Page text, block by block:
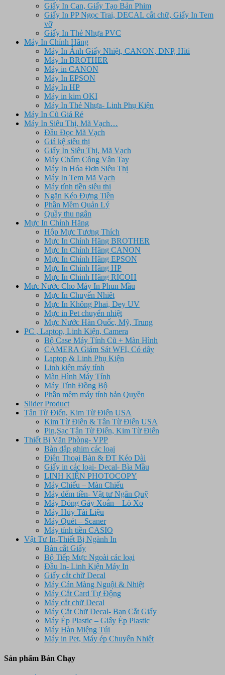
Giấy In Can, Giấy Tạo Bản Phim
Giấy In PP Ngọc Trai, DECAL cắt chữ, Giấy In Tem
vỡ
Giấy In Thẻ Nhựa PVC
Máy In Chính Hãng
Máy In Ảnh Giấy Nhiệt, CANON, DNP, Hiti
Máy In BROTHER
Máy in CANON
Máy In EPSON
Máy In HP
Máy in kim OKI
Máy In Thẻ Nhựa- Linh Phụ Kiện
Máy In Cũ Giá Rẻ
Máy In Siêu Thị, Mã Vạch…
Đầu Đọc Mã Vạch
Giá kệ siêu thị
Giấy In Siêu Thị, Mã Vạch
Máy Chấm Công Vân Tay
Máy In Hóa Đơn Siêu Thị
Máy In Tem Mã Vạch
Máy tính tiền siêu thị
Ngăn Kéo Đựng Tiền
Phần Mềm Quản Lý
Quầy thu ngân
Mực In Chính Hãng
Hộp Mực Tương Thích
Mực In Chính Hãng BROTHER
Mực In Chính Hãng CANON
Mực In Chính Hãng EPSON
Mực In Chính Hãng HP
Mực In Chinh Hãng RICOH
Mưc Nước Cho Máy In Phun Mầu
Mực In Chuyển Nhiêt
Mực In Không Phai, Dey UV
Mực in Pet chuyển nhiệt
Mực Nước Hàn Quốc, Mỹ, Trung
PC , Laptop, Linh Kiện, Camera
Bộ Case Máy Tính Cũ + Màn Hình
CAMERA Giám Sát WFI, Có dây
Laptop & Linh Phụ Kiện
Linh kiện máy tính
Màn Hình Máy Tính
Máy Tính Đồng Bộ
Phần mềm máy tính bản Quyền
Slider Product
Tân Từ Điển, Kim Từ Điển USA
Kim Từ Điên & Tân Từ Điển USA
Pin,Sạc Tân Từ Điển, Kim Từ Điển
Thiết Bị Văn Phòng- VPP
Bàn dập ghim các loại
Điện Thoại Bàn & ĐT Kéo Dài
Giấy in các loại- Decal- Bìa Mầu
LINH KIỆN PHOTOCOPY
Máy Chiếu – Màn Chiếu
Máy đếm tiền- Vật tư Ngân Quỹ
Máy Đóng Gáy Xoắn – Lò Xo
Máy Hủy Tài Liệu
Máy Quét – Scaner
Máy tính tiền CASIO
Vật Tư In-Thiết Bị Ngành In
Bàn cắt Giấy
Bộ Tiếp Mực Ngoài các loại
Đầu In- Linh Kiện Máy In
Giấy cắt chữ Decal
Máy Cán Màng Nguội & Nhiệt
Máy Cắt Card Tự Động
Máy cắt chữ Decal
Máy Cắt Chữ Decal- Ban Cắt Giấy
Máy Ép Plastic – Giấy Ép Plastic
Máy Hàn Miệng Túi
Máy in Pet, Máy ép Chuyển Nhiệt
Sản phẩm Bán Chạy